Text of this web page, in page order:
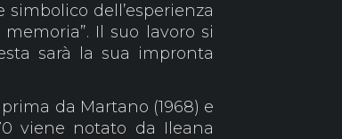
dell’esperienza
Il suo lavoro si
sarà la sua impronta
da Martano (1968) e
viene notato da Ileana